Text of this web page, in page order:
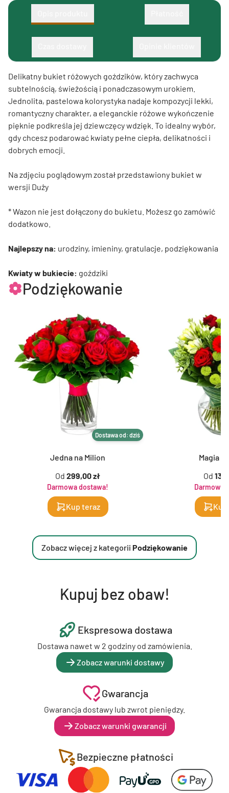
Delikatny bukiet różowych goździków, który zachwyca
subtelnością, świeżością i ponadczasowym urokiem.
Jednolita, pastelowa kolorystyka nadaje kompozycji lekki,
romantyczny charakter, a eleganckie różowe wykończenie
pięknie podkreśla jej dziewczęcy wdzięk. To idealny wybór,
gdy chcesz podarować kwiaty pełne ciepła, delikatności i
dobrych emocji.
Na zdjęciu poglądowym został przedstawiony bukiet w
wersji Duży
* Wazon nie jest dołączony do bukietu. Możesz go zamówić
dodatkowo.
Najlepszy na: urodziny, imieniny, gratulacje, podziękowania
Kwiaty w bukiecie: goździki
Podziękowanie
Dostawa od: dziś
Jedna na Milion
Od 299,00 zł
Darmowa dostawa!
Kup teraz
Magia
Od
Darmowa
Zobacz więcej z kategorii Podziękowanie
Kupuj bez obaw!
Ekspresowa dostawa
Dostawa nawet w 2 godziny od zamówienia.
Zobacz warunki dostawy
Gwarancja
Gwarancja dostawy lub zwrot pieniędzy.
Zobacz warunki gwarancji
Bezpieczne płatności